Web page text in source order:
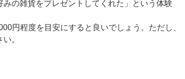
の雑貨をプレゼントしてくれた」という体験
円程度を目安にすると良いでしょう。ただし、
。